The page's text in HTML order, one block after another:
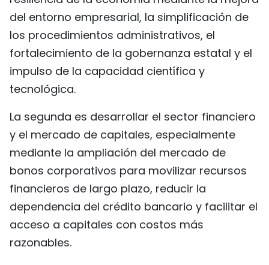
del entorno empresarial, la simplificación de
los procedimientos administrativos, el
fortalecimiento de la gobernanza estatal y el
impulso de la capacidad científica y
tecnológica.
La segunda es desarrollar el sector financiero
y el mercado de capitales, especialmente
mediante la ampliación del mercado de
bonos corporativos para movilizar recursos
financieros de largo plazo, reducir la
dependencia del crédito bancario y facilitar el
acceso a capitales con costos más
razonables.